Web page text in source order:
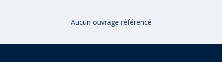
Aucun ouvrage référencé